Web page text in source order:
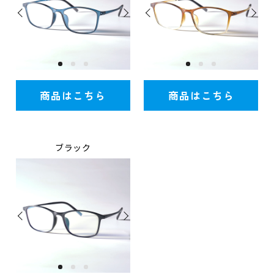
商品はこちら 商品はこちら
ブラック